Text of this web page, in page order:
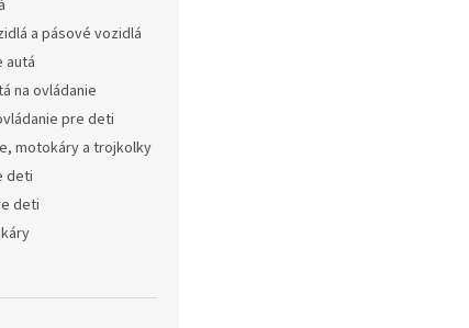
a pásové vozidlá
autá
na ovládanie
pre deti
motokáry a trojkolky
deti
deti